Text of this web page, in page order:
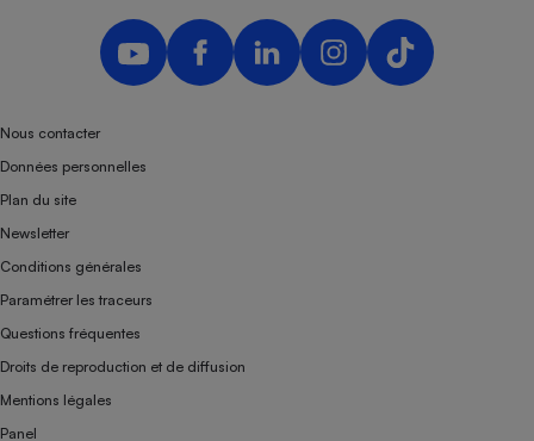
Nous contacter
Données personnelles
Plan du site
Newsletter
Conditions générales
Paramétrer les traceurs
Questions fréquentes
Droits de reproduction et de diffusion
Mentions légales
Panel